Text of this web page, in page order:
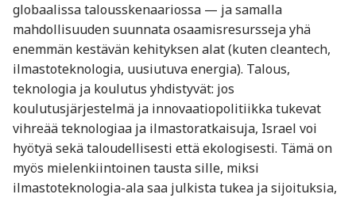
globaalissa talousskenaariossa — ja samalla
mahdollisuuden suunnata osaamisresursseja yhä
enemmän kestävän kehityksen alat (kuten cleantech,
ilmastoteknologia, uusiutuva energia). Talous,
teknologia ja koulutus yhdistyvät: jos
koulutusjärjestelmä ja innovaatiopolitiikka tukevat
vihreää teknologiaa ja ilmastoratkaisuja, Israel voi
hyötyä sekä taloudellisesti että ekologisesti. Tämä on
myös mielenkiintoinen tausta sille, miksi
ilmastoteknologia-ala saa julkista tukea ja sijoituksia,